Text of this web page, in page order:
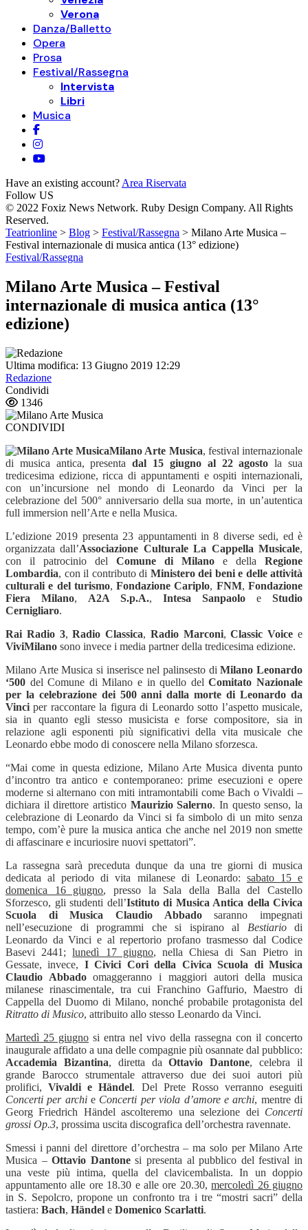
Verona
Danza/Balletto
Opera
Prosa
Festival/Rassegna
Intervista
Libri
Musica
Have an existing account? Area Riservata
Follow US
© 2022 Foxiz News Network. Ruby Design Company. All Rights
Reserved.
Teatrionline > Blog > Festival/Rassegna > Milano Arte Musica –
Festival internazionale di musica antica (13° edizione)
Festival/Rassegna
Milano Arte Musica – Festival
internazionale di musica antica (13°
edizione)
Ultima modifica: 13 Giugno 2019 12:29
Redazione
Condividi
1346
CONDIVIDI
Milano Arte Musica, festival internazionale
di musica antica, presentadal 15 giugno al 22 agosto la sua
tredicesima edizione, ricca di appuntamenti e ospiti internazionali,
con un’incursione nel mondo di Leonardo da Vinci per la
celebrazione del 500° anniversario della sua morte, in un’autentica
full immersion nell’Arte e nella Musica.
L’edizione 2019 presenta 23 appuntamenti in 8 diverse sedi, ed è
organizzata dall’Associazione Culturale La Cappella Musicale,
con il patrocinio del Comune di Milano e della Regione
Lombardia, con il contributo di Ministero dei beni e delle attività
culturali e del turismo,Fondazione Cariplo, FNM, Fondazione
Fiera Milano, A2A S.p.A., Intesa Sanpaolo e Studio
Cernigliaro.
Rai Radio 3,Radio Classica, Radio Marconi,Classic Voicee
ViviMilano sono invece i media partner della tredicesima edizione.
Milano Arte Musica si inserisce nel palinsesto diMilano Leonardo
‘500 del Comune di Milano e in quello delComitato Nazionale
per la celebrazione dei 500 anni dalla morte di Leonardo da
Vinci per raccontare la figura di Leonardo sotto l’aspetto musicale,
sia in quanto egli stesso musicista e forse compositore, sia in
relazione agli esponenti più significativi della vita musicale che
Leonardo ebbe modo di conoscere nella Milano sforzesca.
“Mai come in questa edizione, Milano Arte Musica diventa punto
d’incontro tra antico e contemporaneo: prime esecuzioni e opere
moderne si alternano con miti intramontabili come Bach o Vivaldi –
dichiara il direttore artistico Maurizio Salerno. In questo senso, la
celebrazione di Leonardo da Vinci si fa simbolo di un mito senza
tempo, com’è pure la musica antica che anche nel 2019 non smette
di affascinare e incuriosire nuovi spettatori”.
La rassegna sarà preceduta dunque da una tre giorni di musica
dedicata al periodo di vita milanese di Leonardo: sabato 15 e
domenica 16 giugno, presso la Sala della Balla del Castello
Sforzesco, gli studenti dell’Istituto di Musica Antica della Civica
Scuola di Musica Claudio Abbadosaranno impegnati
nell’esecuzione di programmi che si ispirano al Bestiariodi
Leonardo da Vinci e al repertorio profano trasmesso dal Codice
Basevi 2441;lunedì 17 giugno, nella Chiesa di San Pietro in
Gessate, invece, I Civici Cori della Civica Scuola di Musica
Claudio Abbadoomaggeranno i maggiori autori della musica
milanese rinascimentale, tra cui Franchino Gaffurio, Maestro di
Cappella del Duomo di Milano, nonché probabile protagonista del
Ritratto di Musico, attribuito allo stesso Leonardo da Vinci.
Martedì 25 giugno si entra nel vivo della rassegna con il concerto
inaugurale affidato a una delle compagnie più osannate dal pubblico:
Accademia Bizantina, diretta daOttavio Dantone, celebra il
grande Barocco strumentale attraverso due dei suoi autori più
prolifici,Vivaldi e Händel. Del Prete Rosso verranno eseguiti
Concerti per archie Concerti per viola d’amore e archi, mentre di
Georg Friedrich Händel ascolteremo una selezione dei Concerti
grossi Op.3, prossima uscita discografica dell’orchestra ravennate.
Smessi i panni del direttore d’orchestra – ma solo per Milano Arte
Musica –Ottavio Dantonesi presenta al pubblico del festival in
una veste più intima, quella del clavicembalista. In un doppio
appuntamento alle ore 18.30 e alle ore 20.30,mercoledì 26 giugno
in S. Sepolcro, propone un confronto tra i tre “mostri sacri” della
tastiera: Bach, Händel e Domenico Scarlatti.